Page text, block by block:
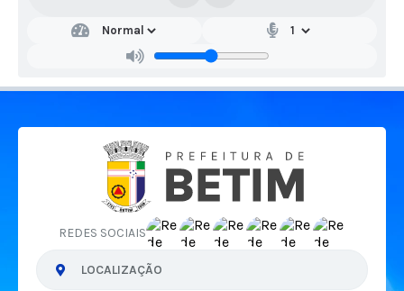
REDES SOCIAIS
LOCALIZAÇÃO